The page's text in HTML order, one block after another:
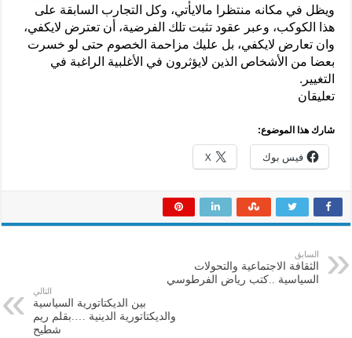
ويظل في مكانه منتظرا مالايأتي، وكل التجارب السابقة على
هذا الكوكب، وعبر عقود تثبت تلك الفرضية، أن تعترض لايكفي،
وان تعارض لايكفي، بل عليك مزاحمة الخصوم حتى لو خسرت
بعضا من الأشخاص الذين لايؤثرون في الأغلبية الراغبة في
التغيير.
تعليقان
شارك هذا الموضوع:
فيس بوك X
السابق
الثقافة الاجتماعية والتحولات
السياسية ..كتب رياض الفرطوسي
التالي
بين الديكتاتورية السياسية
والديكتاتورية الدينية ….بقلم ريم
شطيح